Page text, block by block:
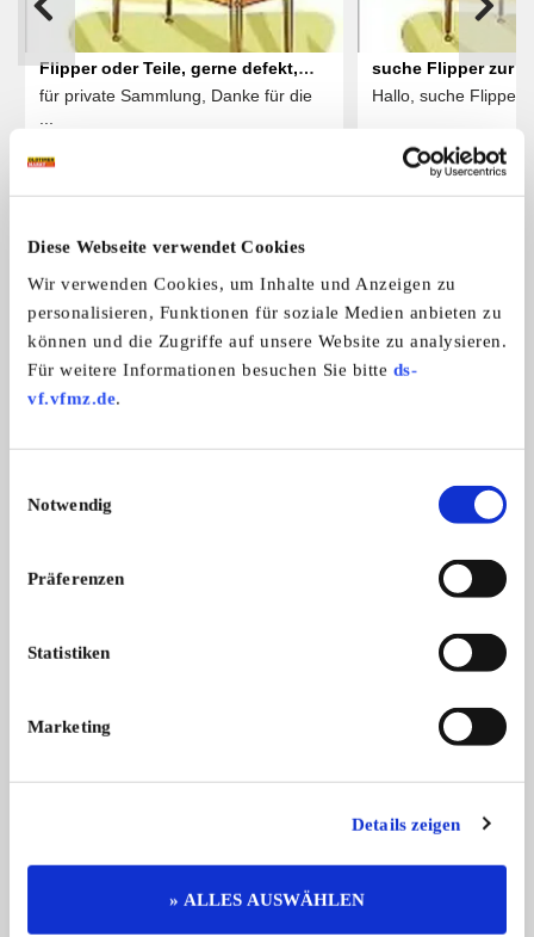
Diese Webseite verwendet Cookies
Wir verwenden Cookies, um Inhalte und Anzeigen zu
personalisieren, Funktionen für soziale Medien anbieten zu
können und die Zugriffe auf unsere Website zu analysieren.
Für weitere Informationen besuchen Sie bitte ds-
vf.vfmz.de.
Notwendig
Präferenzen
Statistiken
Marketing
Details zeigen
» ALLES AUSWÄHLEN
Flipper oder Teile, gerne defekt,
gesucht
für private Sammlung, Danke für die
suche Flipper zur
meiner privaten
Hallo, suche Flipper,
5
Schaustellerwohnwagen 60er
!!
Alles von Alfa
Diese Anzeige empfehlen
142 x angesehen